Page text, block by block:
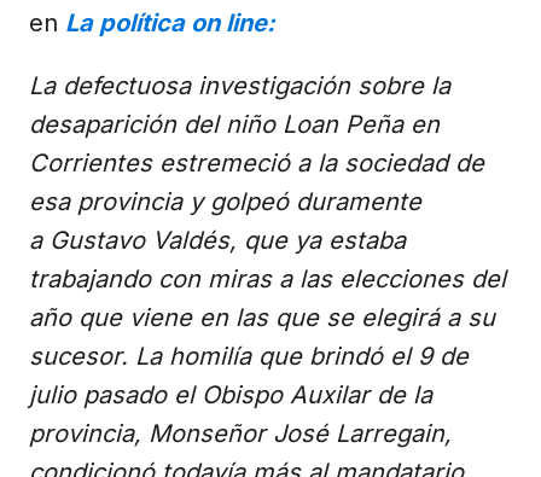
en La política on line:
La defectuosa investigación sobre la
desaparición del niño Loan Peña en
Corrientes estremeció a la sociedad de
esa provincia y golpeó duramente
a Gustavo Valdés, que ya estaba
trabajando con miras a las elecciones del
año que viene en las que se elegirá a su
sucesor. La homilía que brindó el 9 de
julio pasado el Obispo Auxilar de la
provincia, Monseñor José Larregain,